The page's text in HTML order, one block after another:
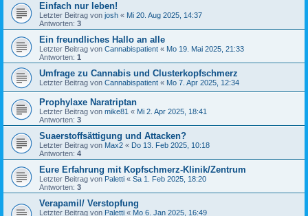
Einfach nur leben!
Letzter Beitrag von josh « Mi 20. Aug 2025, 14:37
Antworten: 3
Ein freundliches Hallo an alle
Letzter Beitrag von Cannabispatient « Mo 19. Mai 2025, 21:33
Antworten: 1
Umfrage zu Cannabis und Clusterkopfschmerz
Letzter Beitrag von Cannabispatient « Mo 7. Apr 2025, 12:34
Prophylaxe Naratriptan
Letzter Beitrag von mike81 « Mi 2. Apr 2025, 18:41
Antworten: 3
Suaerstoffsättigung und Attacken?
Letzter Beitrag von Max2 « Do 13. Feb 2025, 10:18
Antworten: 4
Eure Erfahrung mit Kopfschmerz-Klinik/Zentrum
Letzter Beitrag von Paletti « Sa 1. Feb 2025, 18:20
Antworten: 3
Verapamil/ Verstopfung
Letzter Beitrag von Paletti « Mo 6. Jan 2025, 16:49